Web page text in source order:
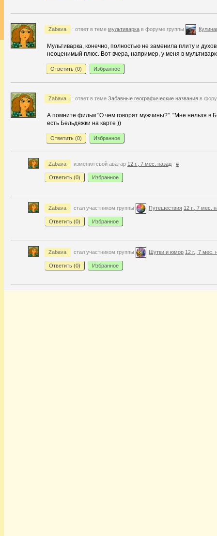
Zabava : ответ в теме мультиварка в форуме группы
Мультиварка, конечно, полностью не заменила плиту и
неоценимый плюс. Вот вчера, например, у меня в
Ответить (0) Избранное
Zabava : ответ в теме Забавные географические названия в
А помните фильм "О чем говорят мужчины?". "Мне нельзя в
есть Бельдяжки на карте ))
Ответить (0) Избранное
Zabava изменил свой аватар 12 г., 7 мес. назад #
Ответить (0) Избранное
Zabava стал участником группы Путешествия 12 г., 7 мес.
Ответить (0) Избранное
Zabava стал участником группы Шутки и юмор 12 г., 7 мес.
Ответить (0) Избранное